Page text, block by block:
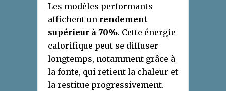
Les modèles performants
affichent un rendement
supérieur à 70%. Cette énergie
calorifique peut se diffuser
longtemps, notamment grâce à
la fonte, qui retient la chaleur et
la restitue progressivement.